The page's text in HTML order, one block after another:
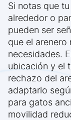
Si notas que
alrededor o
pueden ser
que el
necesidades.
ubicación y el
rechazo del
adaptarlo
para gatos
movilidad